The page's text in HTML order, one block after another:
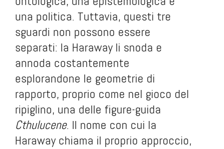
una politica. Tuttavia, questi tre
sguardi non possono essere
separati: la Haraway li snoda e
annoda costantemente
esplorandone le geometrie di
rapporto, proprio come nel gioco del
ripiglino, una delle figure-guida
Cthulucene. Il nome con cui la
Haraway chiama il proprio approccio,